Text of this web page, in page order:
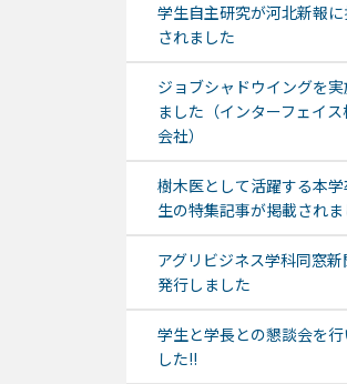
学生自主研究が河北新報
されました
ジョブシャドウイングを実
ました（インターフェイス
会社）
樹木医として活躍する本
生の特集記事が掲載されま
アグリビジネス学科同窓新
発行しました
学生と学長との懇談会を行
した!!